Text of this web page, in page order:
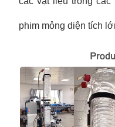
phim mỏng diện tích